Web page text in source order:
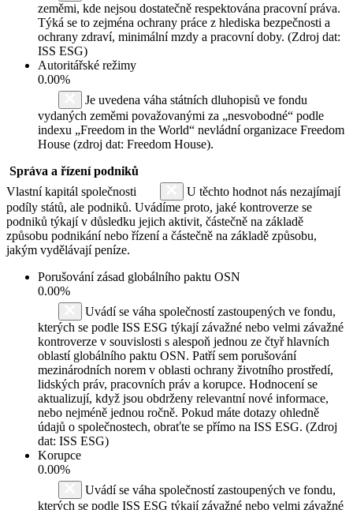
zeměmi, kde nejsou dostatečně respektována pracovní práva.
Týká se to zejména ochrany práce z hlediska bezpečnosti a
ochrany zdraví, minimální mzdy a pracovní doby. (Zdroj dat:
ISS ESG)
Autoritářské režimy
0.00%
Je uvedena váha státních dluhopisů ve fondu
vydaných zeměmi považovanými za „nesvobodné“ podle
indexu „Freedom in the World“ nevládní organizace Freedom
House (zdroj dat: Freedom House).
Správa a řízení podniků
Vlastní kapitál společnosti
U těchto hodnot nás nezajímají
podíly států, ale podniků. Uvádíme proto, jaké kontroverze se
podniků týkají v důsledku jejich aktivit, částečně na základě
způsobu podnikání nebo řízení a částečně na základě způsobu,
jakým vydělávají peníze.
Porušování zásad globálního paktu OSN
0.00%
Uvádí se váha společností zastoupených ve fondu,
kterých se podle ISS ESG týkají závažné nebo velmi závažné
kontroverze v souvislosti s alespoň jednou ze čtyř hlavních
oblastí globálního paktu OSN. Patří sem porušování
mezinárodních norem v oblasti ochrany životního prostředí,
lidských práv, pracovních práv a korupce. Hodnocení se
aktualizují, když jsou obdrženy relevantní nové informace,
nebo nejméně jednou ročně. Pokud máte dotazy ohledně
údajů o společnostech, obraťte se přímo na ISS ESG. (Zdroj
dat: ISS ESG)
Korupce
0.00%
Uvádí se váha společností zastoupených ve fondu,
kterých se podle ISS ESG týkají závažné nebo velmi závažné